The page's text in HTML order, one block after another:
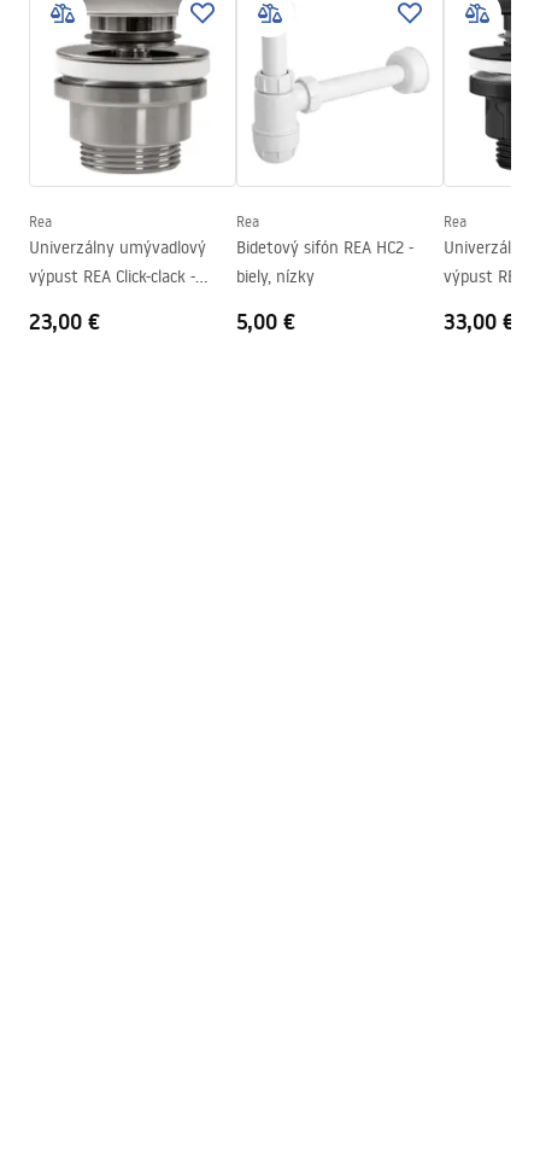
Prevedenie
Matný
Dĺžka
Šírka
345mm
Výška
Tvar
Otvor pre batériu
Nie
Návod na montáž
Basin.pdf
Warranty_Terms_and_Conditions_Basins_-_5.pdf
Rea
Univerzálny umývadlový
výpust REA Click-clack -
23,00 €
Rea
Bidetový sifón REA HC2 -
biely, nízky
5,00 €
Rea
Univerzálny
výpust REA
33,00 €